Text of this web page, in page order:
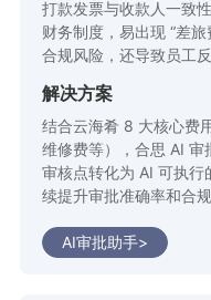
打款发票与收款人一致
财务制度，易出现 “差
合规风险，还导致员工
解决方案
结合云海肴 8 大核心费
维修费等），合思 AI
审核点转化为 AI 可执
续提升审批准确率和合规
AI审批助手>